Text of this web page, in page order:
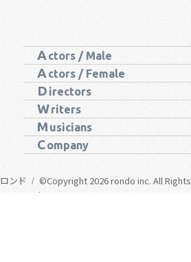
A ctors / Male
A ctors / Female
D irectors
Writers
M usicians
Company
ロンド
©Copyright 2026 rondo inc. All Rights
Reserved.